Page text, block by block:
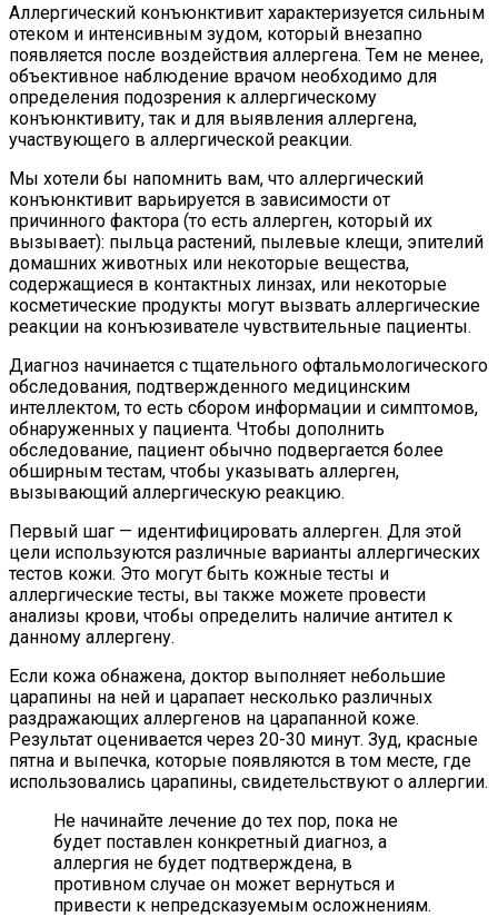
Аллергический конъюнктивит характеризуется сильным
отеком и интенсивным зудом, который внезапно
появляется после воздействия аллергена. Тем не менее,
объективное наблюдение врачом необходимо для
определения подозрения к аллергическому
конъюнктивиту, так и для выявления аллергена,
участвующего в аллергической реакции.
Мы хотели бы напомнить вам, что аллергический
конъюнктивит варьируется в зависимости от
причинного фактора (то есть аллерген, который их
вызывает): пыльца растений, пылевые клещи, эпителий
домашних животных или некоторые вещества,
содержащиеся в контактных линзах, или некоторые
косметические продукты могут вызвать аллергические
реакции на конъюзивателе чувствительные пациенты.
Диагноз начинается с тщательного офтальмологического
обследования, подтвержденного медицинским
интеллектом, то есть сбором информации и симптомов,
обнаруженных у пациента. Чтобы дополнить
обследование, пациент обычно подвергается более
обширным тестам, чтобы указывать аллерген,
вызывающий аллергическую реакцию.
Первый шаг — идентифицировать аллерген. Для этой
цели используются различные варианты аллергических
тестов кожи. Это могут быть кожные тесты и
аллергические тесты, вы также можете провести
анализы крови, чтобы определить наличие антител к
данному аллергену.
Если кожа обнажена, доктор выполняет небольшие
царапины на ней и царапает несколько различных
раздражающих аллергенов на царапанной коже.
Результат оценивается через 20-30 минут. Зуд, красные
пятна и выпечка, которые появляются в том месте, где
использовались царапины, свидетельствуют о аллергии.
Не начинайте лечение до тех пор, пока не
будет поставлен конкретный диагноз, а
аллергия не будет подтверждена, в
противном случае он может вернуться и
привести к непредсказуемым осложнениям.